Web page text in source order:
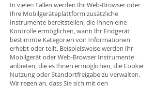
In vielen Fällen werden Ihr Web-Browser oder
Ihre Mobilgeräteplattform zusätzliche
Instrumente bereitstellen, die Ihnen eine
Kontrolle ermöglichen, wann Ihr Endgerät
bestimmte Kategorien von Informationen
erhebt oder teilt. Beispielsweise werden Ihr
Mobilgerät oder Web-Browser Instrumente
anbieten, die es Ihnen ermöglichen, die Cookie
Nutzung oder Standortfreigabe zu verwalten.
Wir regen an, dass Sie sich mit den